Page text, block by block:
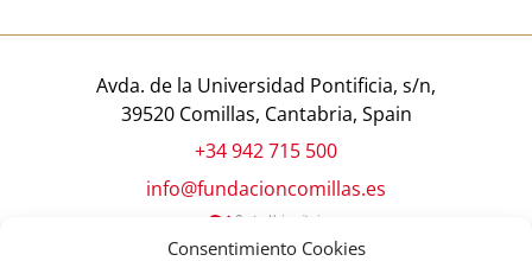
Consentimiento Cookies
Avda. de la Universidad Pontificia, s/n,
39520 Comillas, Cantabria, Spain
+34 942 715 500
info@fundacioncomillas.es